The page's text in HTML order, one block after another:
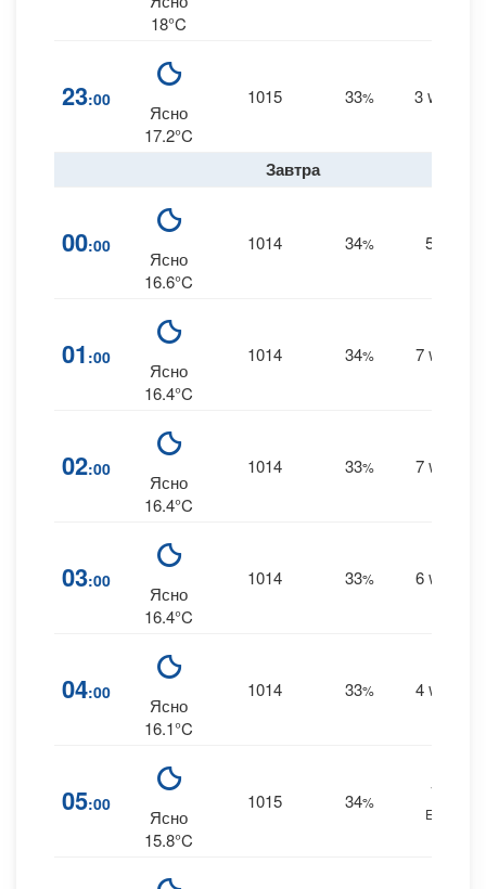
18°C
23:00
Ясно
17.2°C
1015 33% 3 WNW
Завтра
00:00
Ясно
16.6°C
1014 34% 5
01 :00
Ясно
16.4°C
1014 34% 7 WSW
02:00
Ясно
16.4°C
1014 33% 7 WSW
03:00
Ясно
16.4°C
1014 33% 6 WSW
04:00
Ясно
16.1°C
1014 33% 4 WSW
05:00
Ясно
15.8°C
1015 34%
11
ESE